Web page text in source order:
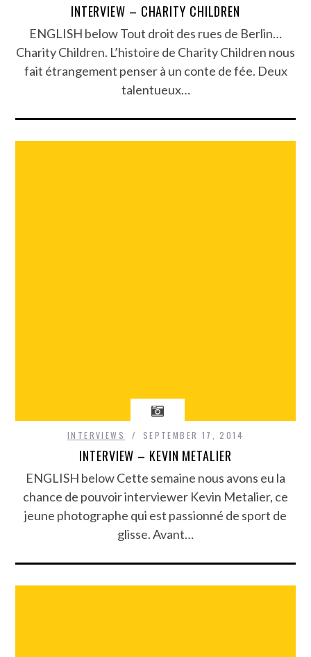
INTERVIEW – CHARITY CHILDREN
ENGLISH below Tout droit des rues de Berlin…
Charity Children. L’histoire de Charity Children nous
fait étrangement penser à un conte de fée. Deux
talentueux…
INTERVIEWS SEPTEMBER 17, 2014
INTERVIEW – KEVIN METALIER
ENGLISH below Cette semaine nous avons eu la
chance de pouvoir interviewer Kevin Metalier, ce
jeune photographe qui est passionné de sport de
glisse. Avant…